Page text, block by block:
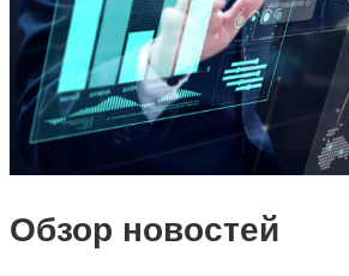
Обзор новостей